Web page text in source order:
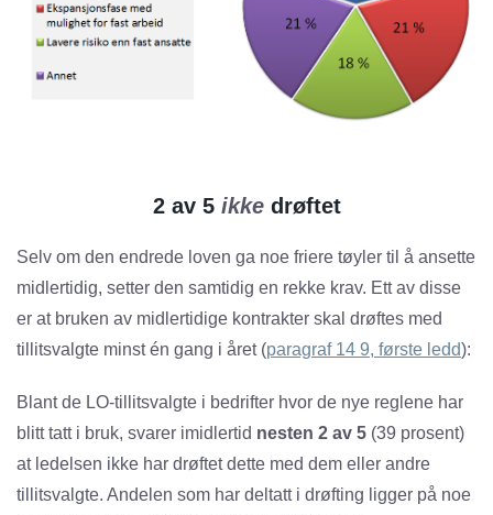
2 av 5 ikke drøftet
Selv om den endrede loven ga noe friere tøyler til å ansette
midlertidig, setter den samtidig en rekke krav. Ett av disse
er at bruken av midlertidige kontrakter skal drøftes med
tillitsvalgte minst én gang i året (paragraf 14 9, første ledd):
Blant de LO-tillitsvalgte i bedrifter hvor de nye reglene har
blitt tatt i bruk, svarer imidlertid nesten 2 av 5 (39 prosent)
at ledelsen ikke har drøftet dette med dem eller andre
tillitsvalgte. Andelen som har deltatt i drøfting ligger på noe